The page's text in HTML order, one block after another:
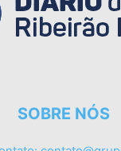
SOBRE NÓS